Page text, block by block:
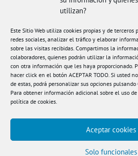
utilizan?
Este Sitio Web utiliza cookies propias y de terceros
redes sociales, analizar el tráfico y elaborar
sobre las visitas recibidas. Compartimos la
colaboradores, quienes podrán utilizar la
con otra información que les haya proporcionado.
hacer click en el botón ACEPTAR TODO. Si usted
de estas, podrá personalizar sus opciones
Para obtener información adicional sobre el uso de
política de cookies.
Aceptar cookies
Solo funcionales
hola@fisioamanda.es
Aviso legal Política de Privacidad
Condiciones de compra|